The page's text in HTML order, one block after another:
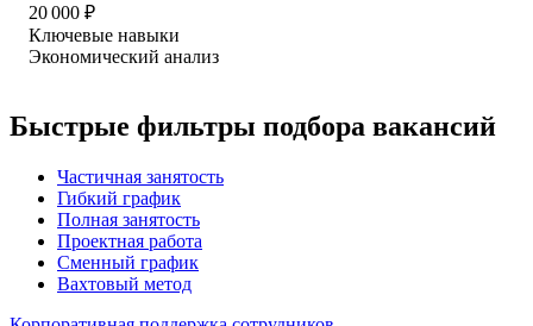
20 000 ₽
Ключевые навыки
Экономический анализ
Быстрые фильтры подбора вакансий
Частичная занятость
Гибкий график
Полная занятость
Проектная работа
Сменный график
Вахтовый метод